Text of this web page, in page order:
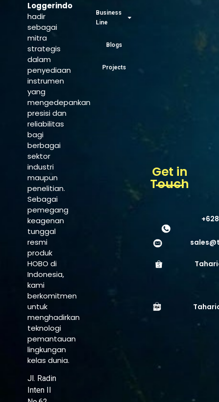
Loggerindo
hadir
sebagai
mitra
strategis
dalam
penyediaan
instrumen
yang
mengedepankan
presisi dan
reliabilitas
bagi
berbagai
sektor
industri
maupun
penelitian.
Sebagai
pemegang
keagenan
tunggal
resmi
produk
HOBO di
Indonesia,
kami
berkomitmen
untuk
menghadirkan
teknologi
pemantauan
lingkungan
kelas dunia.
Jl. Radin
Inten II
Business
Line
Blogs
Projects
Get in
Touch